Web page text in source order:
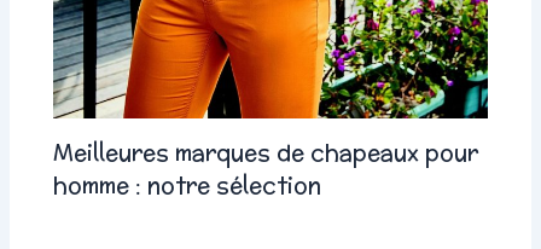
Meilleures marques de chapeaux pour
homme : notre sélection